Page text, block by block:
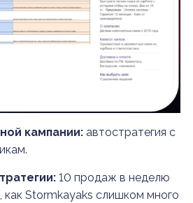
кампании:автостратегия с
10 продаж в неделю
как Stormkayaks слишком много